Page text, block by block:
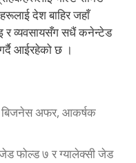
देश बाहिर जहाँ
र व्यवसायसँग सधैं कनेन्टेड
गर्दै आईरहेको छ ।
अफर, आकर्षक
फोल्ड ७ र ग्यालेक्सी जेड